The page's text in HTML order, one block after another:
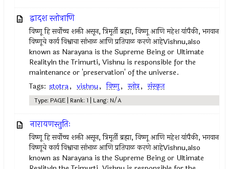
द्वादश स्तोत्राणि
विष्णू हि सर्वोच्च शक्ती असून, त्रिमूर्ती ब्रह्मा, विष्णू आणि महेश यांपैकी, भगवान
विष्णूचे कार्य विश्वाचा सांभाळ आणि प्रतिपाळ करणे आहेVishnu,also
known as Narayana is the Supreme Being or Ultimate
RealityIn the Trimurti, Vishnu is responsible for the
maintenance or 'preservation' of the universe.
Tags: stotra, vishnu, विष्णु, स्तोत्र, संस्कृत
Type: PAGE | Rank: 1 | Lang: N/A
नारायणस्तुतिः
विष्णू हि सर्वोच्च शक्ती असून, त्रिमूर्ती ब्रह्मा, विष्णू आणि महेश यांपैकी, भगवान
विष्णूचे कार्य विश्वाचा सांभाळ आणि प्रतिपाळ करणे आहेVishnu,also
known as Narayana is the Supreme Being or Ultimate